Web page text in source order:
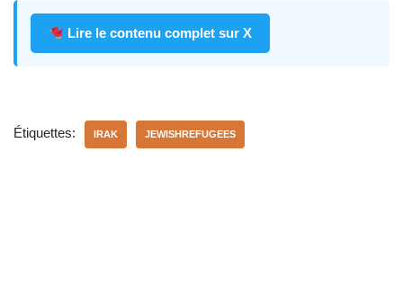
Lire le contenu complet sur X
Étiquettes: IRAK JEWISHREFUGEES